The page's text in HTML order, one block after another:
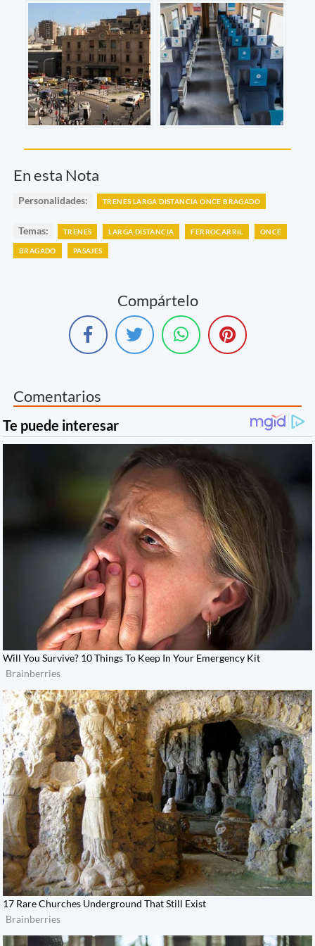
En esta Nota
Personalidades: TRENES LARGA DISTANCIA ONCE BRAGADO
Temas: TRENES LARGA DISTANCIA FERROCARRIL ONCE
BRAGADO PASAJES
Compártelo
Comentarios